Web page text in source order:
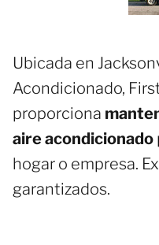
Ubicada en
Acondicionado,
proporciona
aire acondicionado
hogar o empresa.
garantizados.